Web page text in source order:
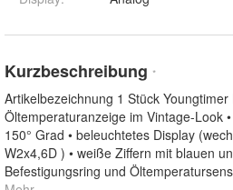
Kurzbeschreibung *
Artikelbezeichnung 1 Stück
Öltemperaturanzeige im Vintage-Look
150° Grad • beleuchtetes Display
W2x4,6D ) • weiße Ziffern mit blauen
Befestigungsring und